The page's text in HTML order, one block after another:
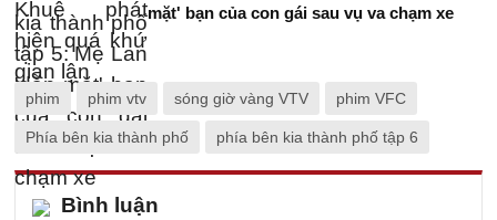
mặt' bạn của con gái sau vụ va chạm xe
phim phim vtv sóng giờ vàng VTV phim VFC
Phía bên kia thành phố phía bên kia thành phố tập 6
Bình luận